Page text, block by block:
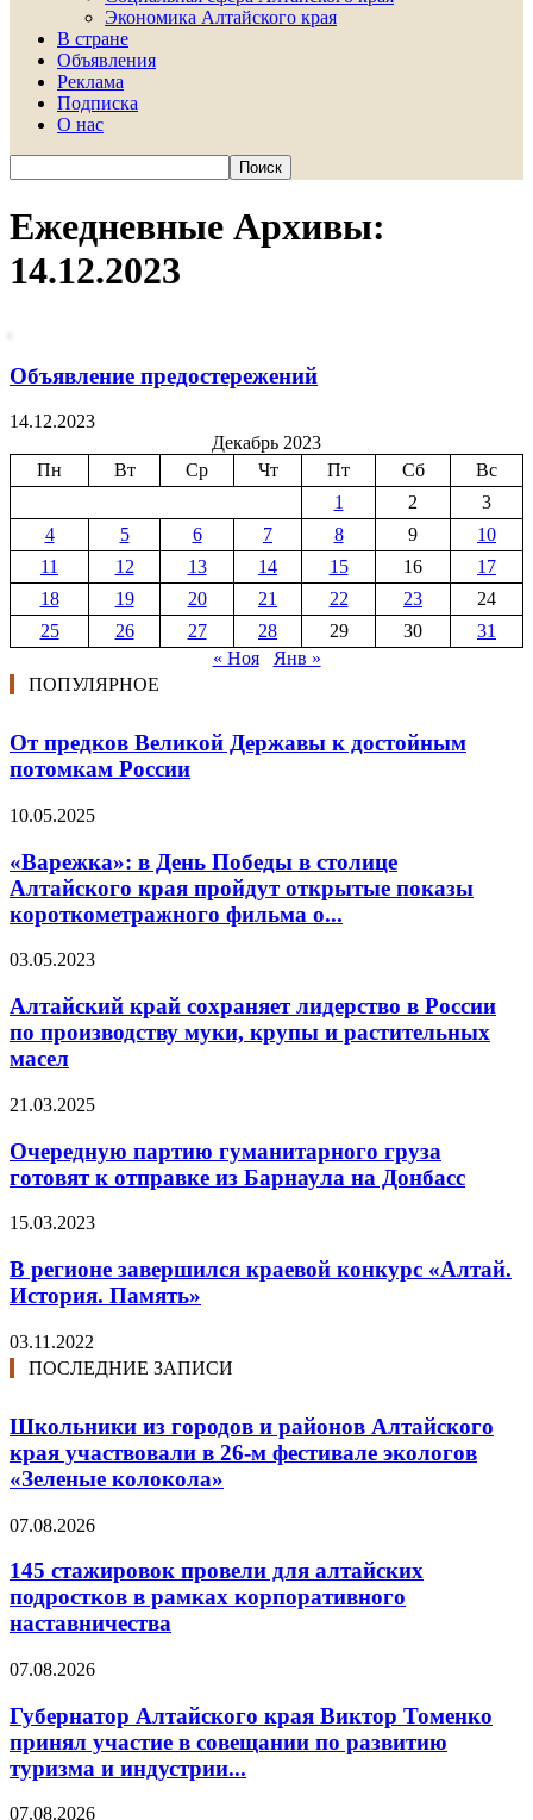
Экономика Алтайского края
В стране
Объявления
Реклама
Подписка
О нас
Ежедневные Архивы:
14.12.2023
Объявление предостережений
14.12.2023
Декабрь 2023
Пн
Вт Ср Чт Пт Сб
Вс
1
2
3
4
5 6 7 8 9
10
11
12 13 14 15 16
17
18
19 20 21 22 23
24
25
26 27 28 29 30
31
« Ноя
Янв »
ПОПУЛЯРНОЕ
От предков Великой Державы к достойным
потомкам России
10.05.2025
«Варежка»: в День Победы в столице
Алтайского края пройдут открытые показы
короткометражного фильма о...
03.05.2023
Алтайский край сохраняет лидерство в России
по производству муки, крупы и растительных
масел
21.03.2025
Очередную партию гуманитарного груза
готовят к отправке из Барнаула на Донбасс
15.03.2023
В регионе завершился краевой конкурс «Алтай.
История. Память»
03.11.2022
ПОСЛЕДНИЕ ЗАПИСИ
Школьники из городов и районов Алтайского
края участвовали в 26-м фестивале экологов
«Зеленые колокола»
07.08.2026
145 стажировок провели для алтайских
подростков в рамках корпоративного
наставничества
07.08.2026
Губернатор Алтайского края Виктор Томенко
принял участие в совещании по развитию
туризма и индустрии...
07.08.2026